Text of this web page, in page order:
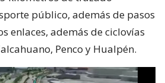
público, además de pasos
enlaces, además de ciclovías
Penco y Hualpén.